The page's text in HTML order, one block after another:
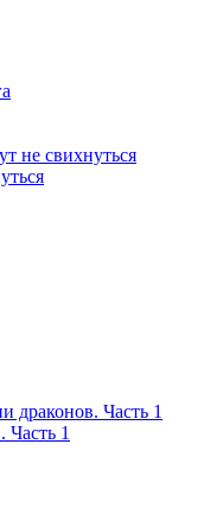
Часть 1